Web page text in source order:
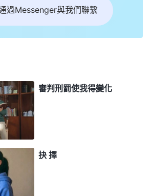
到罰款，所以，我的精神幾乎每天
態，心裏特别累。而且在幹活的時
腰越來越不好了，總是疼痛。即使
，想挣更多的錢，可回到家妻子
裏只有錢，從不關心她和孩子，
，我感到很痛苦，但又很無奈。
由得深深地嘆了口氣，又想到這
晚上睡覺都不能翻身，白天幹活
直勸我去醫院檢查，没想到今天
的結果，我心裏感到十分痛苦、迷
病不得不停下了工作。
過Messenger與我們聯繫
審判刑罰使我得變化
抉 擇